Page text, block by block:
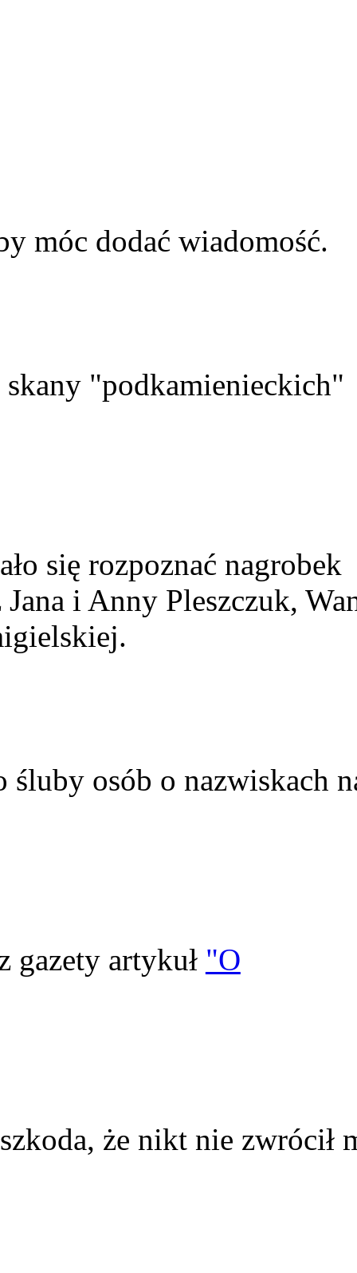
móc dodać wiadomość.
"podkamienieckich"
się rozpoznać nagrobek
i Anny Pleszczuk,
śluby osób o nazwiskach
gazety artykuł "O
że nikt nie zwrócił